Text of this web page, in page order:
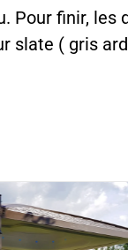
Pour finir, les
slate ( gris